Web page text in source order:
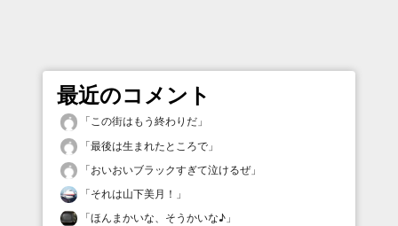
最近のコメント
「この街はもう終わりだ 」
「最後は生まれたところで 」
「おいおいブラックすぎて泣けるぜ」
「それは山下美月！ 」
「ほんまかいな、そうかいな♪ 」